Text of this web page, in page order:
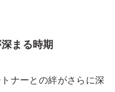
まる時期
ナーとの絆がさらに深